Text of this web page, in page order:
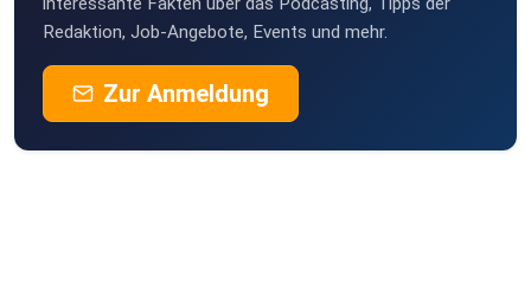
Redaktion, Job-Angebote, Events und mehr.
Zur Anmeldung